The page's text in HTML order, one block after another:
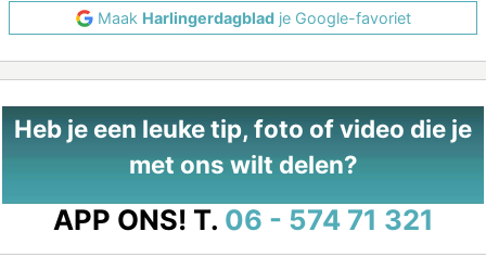
Maak Harlingerdagbladje Google-favoriet
Heb je een leuke tip, foto of video die je
met ons wilt delen?
APP ONS! T. 06 - 574 71 321